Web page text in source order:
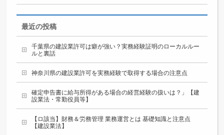
最近の投稿
千葉県の建設業許可は癖が強い？実務経験証明のローカルルー
ルと裏話
神奈川県の建設業許可を実務経験で取得する場合の注意点
確定申告書に給与所得がある場合の経営経験の扱いは？」【建
設業法・常勤役員等】
【ロ該当】財務＆労務管理 業務運営とは 基礎知識と注意点
【建設業法】